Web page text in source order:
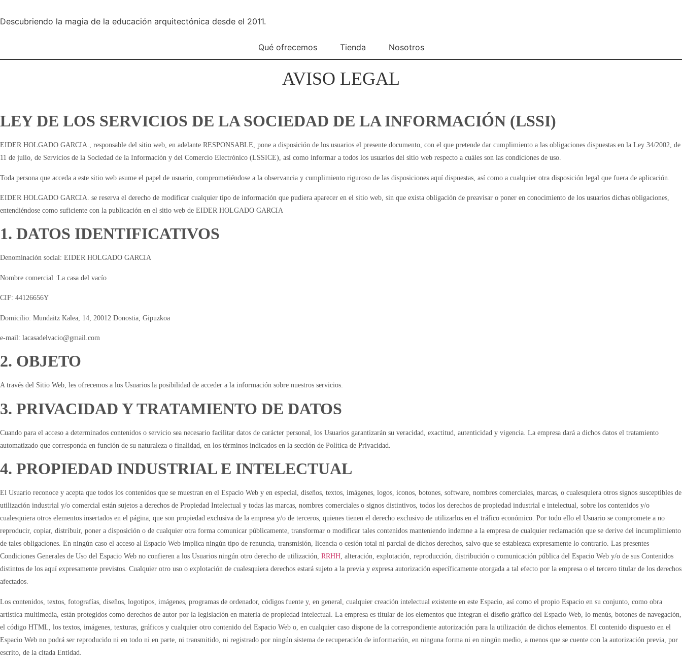
Descubriendo la magia de la educación arquitectónica desde el 2011.
Qué ofrecemos Tienda Nosotros
AVISO LEGAL
LEY DE LOS SERVICIOS DE LA SOCIEDAD DE LA INFORMACIÓN (LSSI)
EIDER HOLGADO GARCIA., responsable del sitio web, en adelante RESPONSABLE, pone a disposición de los usuarios el presente documento, con el que pretende dar cumplimiento a las obligaciones dispuestas en la Ley 34/2002, de
11 de julio, de Servicios de la Sociedad de la Información y del Comercio Electrónico (LSSICE), así como informar a todos los usuarios del sitio web respecto a cuáles son las condiciones de uso.
Toda persona que acceda a este sitio web asume el papel de usuario, comprometiéndose a la observancia y cumplimiento riguroso de las disposiciones aquí dispuestas, así como a cualquier otra disposición legal que fuera de aplicación.
EIDER HOLGADO GARCIA. se reserva el derecho de modificar cualquier tipo de información que pudiera aparecer en el sitio web, sin que exista obligación de preavisar o poner en conocimiento de los usuarios dichas obligaciones,
entendiéndose como suficiente con la publicación en el sitio web de EIDER HOLGADO GARCIA
1. DATOS IDENTIFICATIVOS
Denominación social: EIDER HOLGADO GARCIA
Nombre comercial :La casa del vacío
CIF: 44126656Y
Domicilio: Mundaitz Kalea, 14, 20012 Donostia, Gipuzkoa
e-mail: lacasadelvacio@gmail.com
2. OBJETO
A través del Sitio Web, les ofrecemos a los Usuarios la posibilidad de acceder a la información sobre nuestros servicios.
3. PRIVACIDAD Y TRATAMIENTO DE DATOS
Cuando para el acceso a determinados contenidos o servicio sea necesario facilitar datos de carácter personal, los Usuarios garantizarán su veracidad, exactitud, autenticidad y vigencia. La empresa dará a dichos datos el tratamiento
automatizado que corresponda en función de su naturaleza o finalidad, en los términos indicados en la sección de Política de Privacidad.
4. PROPIEDAD INDUSTRIAL E INTELECTUAL
El Usuario reconoce y acepta que todos los contenidos que se muestran en el Espacio Web y en especial, diseños, textos, imágenes, logos, iconos, botones, software, nombres comerciales, marcas, o cualesquiera otros signos susceptibles de
utilización industrial y/o comercial están sujetos a derechos de Propiedad Intelectual y todas las marcas, nombres comerciales o signos distintivos, todos los derechos de propiedad industrial e intelectual, sobre los contenidos y/o
cualesquiera otros elementos insertados en el página, que son propiedad exclusiva de la empresa y/o de terceros, quienes tienen el derecho exclusivo de utilizarlos en el tráfico económico. Por todo ello el Usuario se compromete a no
reproducir, copiar, distribuir, poner a disposición o de cualquier otra forma comunicar públicamente, transformar o modificar tales contenidos manteniendo indemne a la empresa de cualquier reclamación que se derive del incumplimiento
de tales obligaciones. En ningún caso el acceso al Espacio Web implica ningún tipo de renuncia, transmisión, licencia o cesión total ni parcial de dichos derechos, salvo que se establezca expresamente lo contrario. Las presentes
Condiciones Generales de Uso del Espacio Web no confieren a los Usuarios ningún otro derecho de utilización, RRHH, alteración, explotación, reproducción, distribución o comunicación pública del Espacio Web y/o de sus Contenidos
distintos de los aquí expresamente previstos. Cualquier otro uso o explotación de cualesquiera derechos estará sujeto a la previa y expresa autorización específicamente otorgada a tal efecto por la empresa o el tercero titular de los derechos
afectados.
Los contenidos, textos, fotografías, diseños, logotipos, imágenes, programas de ordenador, códigos fuente y, en general, cualquier creación intelectual existente en este Espacio, así como el propio Espacio en su conjunto, como obra
artística multimedia, están protegidos como derechos de autor por la legislación en materia de propiedad intelectual. La empresa es titular de los elementos que integran el diseño gráfico del Espacio Web, lo menús, botones de navegación,
el código HTML, los textos, imágenes, texturas, gráficos y cualquier otro contenido del Espacio Web o, en cualquier caso dispone de la correspondiente autorización para la utilización de dichos elementos. El contenido dispuesto en el
Espacio Web no podrá ser reproducido ni en todo ni en parte, ni transmitido, ni registrado por ningún sistema de recuperación de información, en ninguna forma ni en ningún medio, a menos que se cuente con la autorización previa, por
escrito, de la citada Entidad.